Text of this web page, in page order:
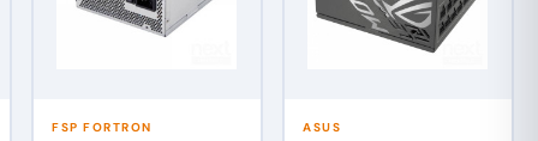
FSP FORTRON ASUS